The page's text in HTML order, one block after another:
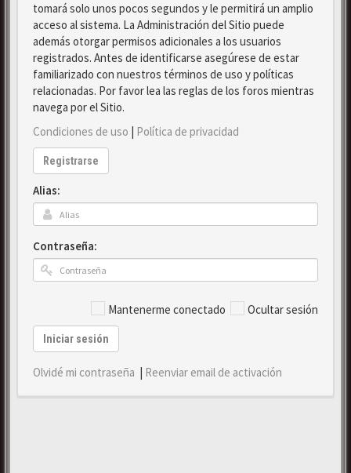
tomará solo unos pocos segundos y le permitirá un amplio
acceso al sistema. La Administración del Sitio puede
además otorgar permisos adicionales a los usuarios
registrados. Antes de identificarse asegúrese de estar
familiarizado con nuestros términos de uso y políticas
relacionadas. Por favor lea las reglas de los foros mientras
navega por el Sitio.
Condiciones de uso | Política de privacidad
Registrarse
Alias:
Contraseña:
Mantenerme conectado Ocultar sesión
Iniciar sesión
Olvidé mi contraseña | Reenviar email de activación